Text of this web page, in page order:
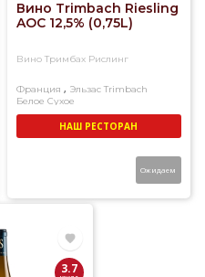
Вино Trimbach Riesling
AOC 12,5% (0,75L)
Вино Тримбах Рислинг
Франция , Эльзас Trimbach
Белое Сухое
НАШ РЕСТОРАН
Ожидаем
3.7